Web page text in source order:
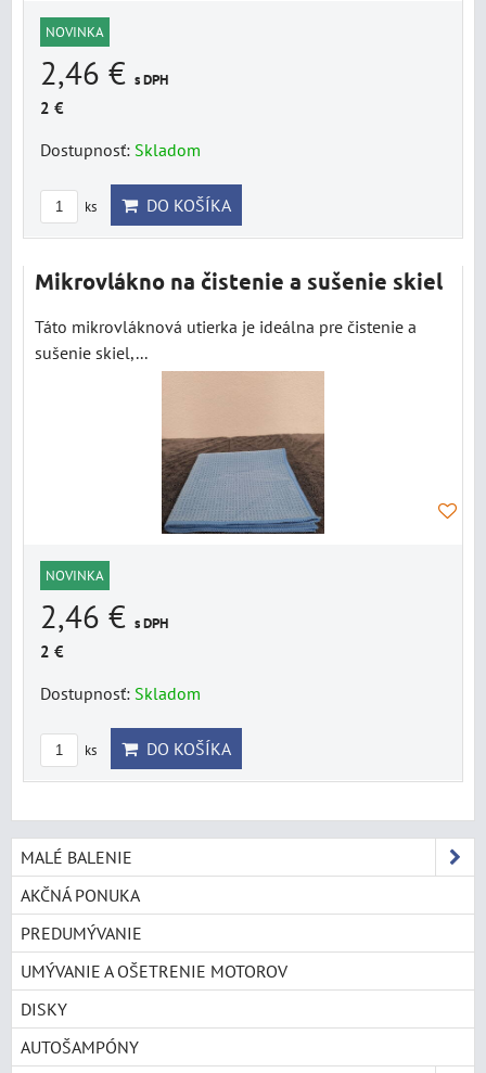
NOVINKA
2,46 € s DPH
2 €
Dostupnosť: Skladom
ks DO KOŠÍKA
Mikrovlákno na čistenie a sušenie skiel
Táto mikrovláknová utierka je ideálna pre čistenie a
sušenie skiel,...
NOVINKA
2,46 € s DPH
2 €
Dostupnosť: Skladom
ks DO KOŠÍKA
MALÉ BALENIE
AKČNÁ PONUKA
PREDUMÝVANIE
UMÝVANIE A OŠETRENIE MOTOROV
DISKY
AUTOŠAMPÓNY